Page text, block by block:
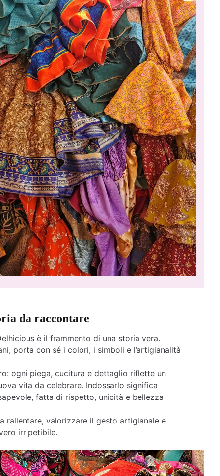
da raccontare
è il frammento di una storia vera.
porta con sé i colori, i simboli e l’artigianalità
ogni piega, cucitura e dettaglio riflette un
vita da celebrare. Indossarlo significa
fatta di rispetto, unicità e bellezza
rallentare, valorizzare il gesto artigianale e
irripetibile.